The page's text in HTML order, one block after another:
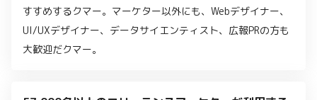
すすめするクマー。マーケター以外にも、Webデザイナー、
UI/UXデザイナー、データサイエンティスト、広報PRの方も
大歓迎だクマー。